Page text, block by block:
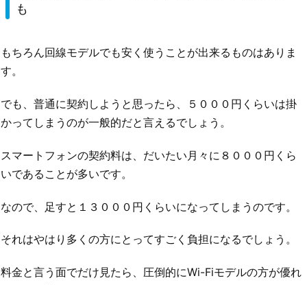
も
もちろん回線モデルでも安く使うことが出来るものはありま
す。
でも、普通に契約しようと思ったら、５０００円くらいは掛
かってしまうのが一般的だと言えるでしょう。
スマートフォンの契約料は、だいたい月々に８０００円くら
いであることが多いです。
なので、足すと１３０００円くらいになってしまうのです。
それはやはり多くの方にとってすごく負担になるでしょう。
料金と言う面でだけ見たら、圧倒的にWi-Fiモデルの方が優れ